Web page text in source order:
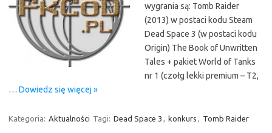
wygrania są: Tomb Raider
(2013) w postaci kodu Steam
Dead Space 3 (w postaci kodu
Origin) The Book of Unwritten
Tales + pakiet World of Tanks
nr 1 (czołg lekki premium – T2,
… Dowiedz się więcej »
Kategoria: Aktualności Tagi: Dead Space 3 konkurs Tomb Raider